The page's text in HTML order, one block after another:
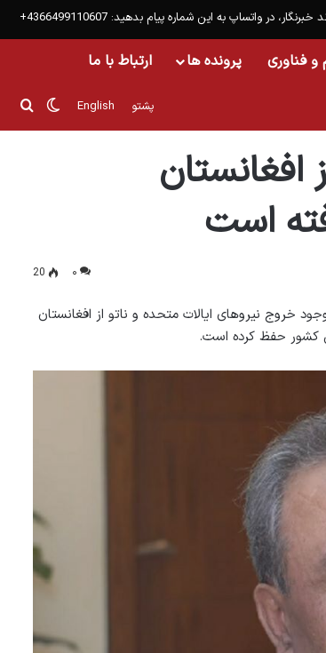
در واتساپ به این شماره پیام بدهید: 4366499110607+
و فناوری پرونده ها ارتباط با ما
English پشتو تغییر
افغانستان
است
۰ 20
خروج نیروهای ایالات متحده و ناتو از افغانستان